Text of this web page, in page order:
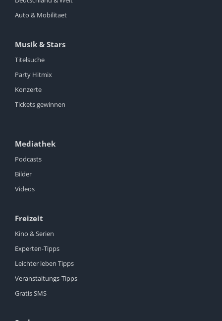
Auto & Mobilitaet
Musik & Stars
Titelsuche
Party Hitmix
Konzerte
Tickets gewinnen
Mediathek
Podcasts
Bilder
Videos
Freizeit
Kino & Serien
Experten-Tipps
Leichter leben Tipps
Veranstaltungs-Tipps
Gratis SMS